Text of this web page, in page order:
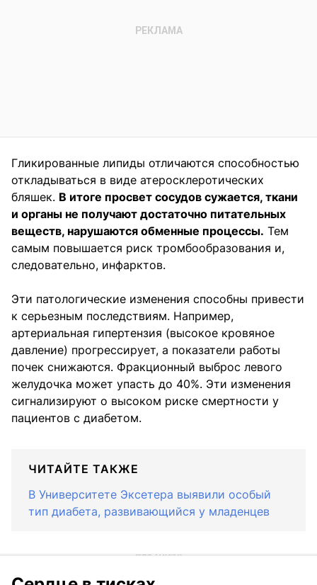
Гликированные липиды отличаются способностью
откладываться в виде атеросклеротических
бляшек. В итоге просвет сосудов сужается, ткани
и органы не получают достаточно питательных
веществ, нарушаются обменные процессы. Тем
самым повышается риск тромбообразования и,
следовательно, инфарктов.
Эти патологические изменения способны привести
к серьезным последствиям. Например,
артериальная гипертензия (высокое кровяное
давление) прогрессирует, а показатели работы
почек снижаются. Фракционный выброс левого
желудочка может упасть до 40%. Эти изменения
сигнализируют о высоком риске смертности у
пациентов с диабетом.
ЧИТАЙТЕ ТАКЖЕ
В Университете Эксетера выявили особый
тип диабета, развивающийся у младенцев